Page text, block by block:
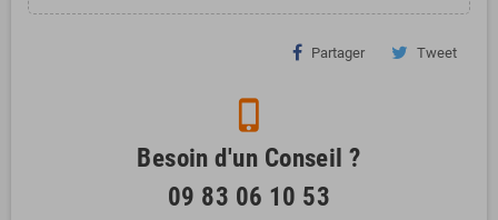
Partager Tweet
phone_iphone
Besoin d'un Conseil ?
09 83 06 10 53